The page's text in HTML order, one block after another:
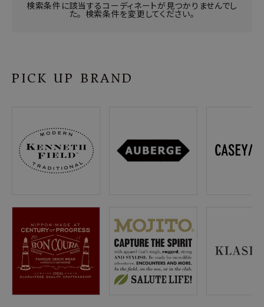
INFORMATION
プライバシーポリシー
特定商取引法について
お問い合わせ
ACCOUNT MENU
ようこそ ゲスト 様
meeting_room ログイン 会員登録
検索条件に該当するコーディネートが見つかりませんでし
た。 検索条件を変更してください。
PICK UP BRAND